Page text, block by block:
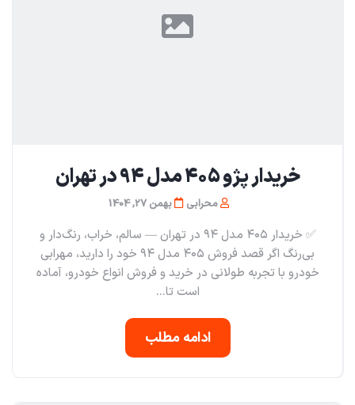
خریدار پژو ۴۰۵ مدل ۹۴ در تهران
محرابی بهمن 27, 1404
✅ خریدار ۴۰۵ مدل ۹۴ در تهران — سالم، خراب، رنگ‌دار و
بی‌رنگ اگر قصد فروش ۴۰۵ مدل ۹۴ خود را دارید، مهرابی
خودرو با تجربه طولانی در خرید و فروش انواع خودرو، آماده
است تا...
ادامه مطلب